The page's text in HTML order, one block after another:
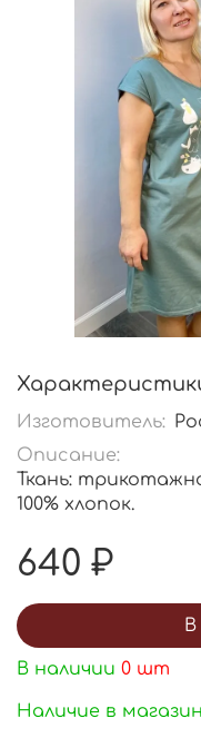
Изготовитель:
Описание:
Ткань:
100% хлопок.
640 ₽
В
В наличии 0 шт
Наличие в